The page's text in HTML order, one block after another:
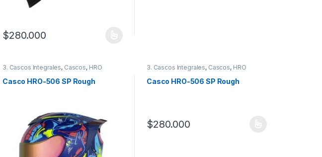
se pueden elegir en la página de producto
$280.000
Este producto tiene múltiples variantes. Las opciones se pueden elegir en la página de producto
3. Cascos Integrales, Cascos, HRO
Casco HRO-506 SP Rough
3. Cascos Integrales, Cascos, HRO
Casco HRO-506 SP Rough
$280.000
Este producto tiene múltiples variantes. Las